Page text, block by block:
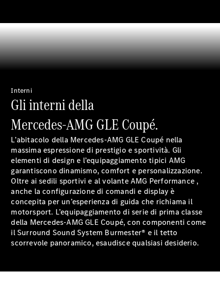
Accessori
digitale
per auto
Collezione
Istruzioni
d'uso
Fissa un
appuntamento
per
l'assistenza
Interni
Gli interni della
Mercedes-AMG GLE Coupé.
L’abitacolo della Mercedes-AMG GLE Coupé nella
massima espressione di prestigio e sportività. Gli
elementi di design e l’equipaggiamento tipici AMG
garantiscono dinamismo, comfort e personalizzazione.
Oltre ai sedili sportivi e al volante AMG Performance ,
anche la configurazione di comandi e display è
concepita per un’esperienza di guida che richiama il
motorsport. L’equipaggiamento di serie di prima classe
della Mercedes-AMG GLE Coupé, con componenti come
il Surround Sound System Burmester® e il tetto
scorrevole panoramico, esaudisce qualsiasi desiderio.